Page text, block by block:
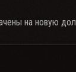
на новую